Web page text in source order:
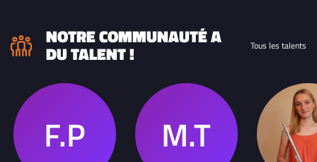
NOTRE COMMUNAUTÉ A
DU TALENT ! Tous les talents